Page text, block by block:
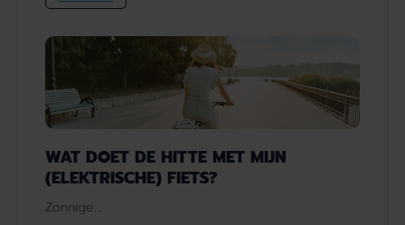
WAT DOET DE HITTE MET MIJN
(ELEKTRISCHE) FIETS?
Zonnige...